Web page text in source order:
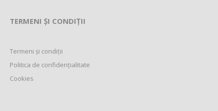
TERMENI ȘI CONDIȚII
Termeni și condiții
Politica de confidențialitate
Cookies